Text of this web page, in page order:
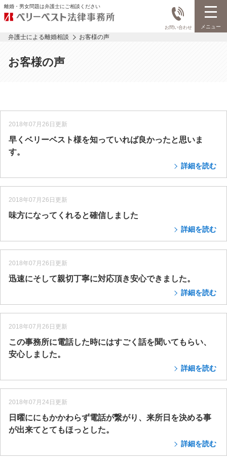
離婚・男女問題は弁護士にご相談ください
お問い合わせ メニュー
弁護士による離婚相談 お客様の声
お客様の声
2018年07月26日更新
早くベリーベスト様を知っていれば良かったと思いま
す。
詳細を読む
2018年07月26日更新
味方になってくれると確信しました
詳細を読む
2018年07月26日更新
迅速にそして親切丁寧に対応頂き安心できました。
詳細を読む
2018年07月26日更新
この事務所に電話した時にはすごく話を聞いてもらい、
安心しました。
詳細を読む
2018年07月24日更新
日曜ににもかかわらず電話が繋がり、来所日を決める事
が出来てとてもほっとした。
詳細を読む